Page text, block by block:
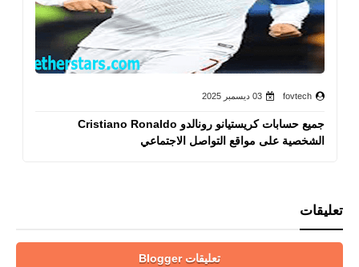
fovtech 03 ديسمبر 2025
جميع حسابات كريستيانو رونالدو Cristiano Ronaldo
الشخصية على مواقع التواصل الاجتماعي
تعليقات
تعليقات Blogger